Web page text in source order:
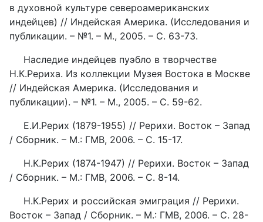
в духовной культуре североамериканских
индейцев) // Индейская Америка. (Исследования и
публикации. – №1. – М., 2005. – С. 63-73.
Наследие индейцев пуэбло в творчестве
Н.К.Рериха. Из коллекции Музея Востока в Москве
// Индейская Америка. (Исследования и
публикации). – №1. – М., 2005. – С. 59-62.
Е.И.Рерих (1879-1955) // Рерихи. Восток – Запад
/ Сборник. – М.: ГМВ, 2006. – С. 15-17.
Н.К.Рерих (1874-1947) // Рерихи. Восток – Запад
/ Сборник. – М.: ГМВ, 2006. – С. 8-14.
Н.К.Рерих и российская эмиграция // Рерихи.
Восток – Запад / Сборник. – М.: ГМВ, 2006. – С. 28-